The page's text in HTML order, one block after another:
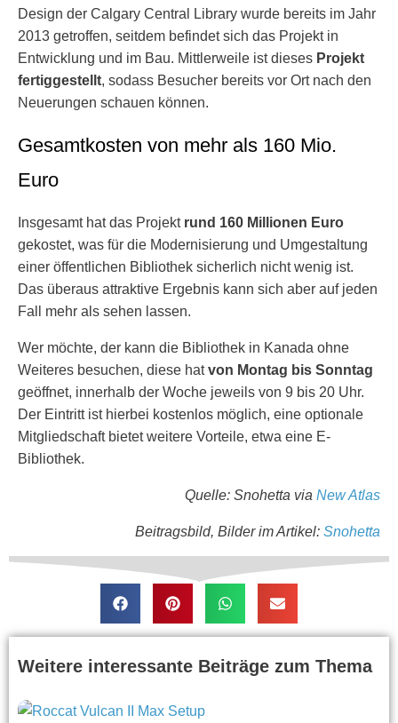
Design der Calgary Central Library wurde bereits im Jahr
2013 getroffen, seitdem befindet sich das Projekt in
Entwicklung und im Bau. Mittlerweile ist dieses Projekt
fertiggestellt, sodass Besucher bereits vor Ort nach den
Neuerungen schauen können.
Gesamtkosten von mehr als 160 Mio.
Euro
Insgesamt hat das Projekt rund 160 Millionen Euro
gekostet, was für die Modernisierung und Umgestaltung
einer öffentlichen Bibliothek sicherlich nicht wenig ist.
Das überaus attraktive Ergebnis kann sich aber auf jeden
Fall mehr als sehen lassen.
Wer möchte, der kann die Bibliothek in Kanada ohne
Weiteres besuchen, diese hatvon Montag bis Sonntag
geöffnet, innerhalb der Woche jeweils von 9 bis 20 Uhr.
Der Eintritt ist hierbei kostenlos möglich, eine optionale
Mitgliedschaft bietet weitere Vorteile, etwa eine E-
Bibliothek.
Quelle: Snohetta via New Atlas
Beitragsbild, Bilder im Artikel: Snohetta
Weitere interessante Beiträge zum Thema